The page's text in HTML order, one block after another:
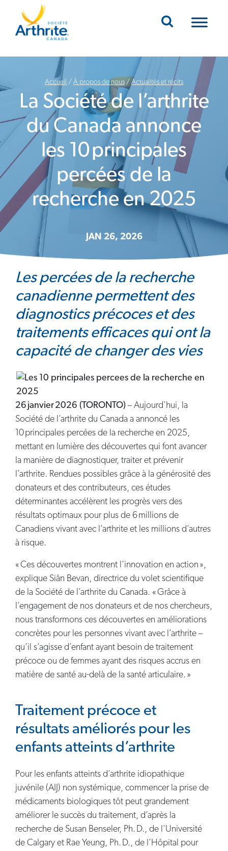
Mobile Navigation
Accueil / À propos de nous /Actualités et récits
La Société de l’arthrite
du Canada annonce
les 10 principales
percées de la
recherche en 2025
JAN 26, 2026
Les percées de la recherche
canadienne permettent des
diagnostics précoces et des
traitements efficaces qui ont la
capacité de changer des vies
26 janvier 2026 (TORONTO) – Aujourd’hui, la
Société de l’arthrite du Canada a annoncé les
10 principales percées de la recherche en 2025,
mettant en lumière des découvertes qui font avancer
la manière de diagnostiquer, traiter et prévenir
l’arthrite. Rendues possibles grâce à la générosité des
donateurs et des contributeurs, ces études
déterminantes accélèrent les progrès vers des
résultats optimaux pour plus de 6 millions de
Canadiens vivant avec l’arthrite et les millions d’autres
à risque.
« Ces découvertes montrent l’innovation en action »,
explique Siân Bevan, directrice du volet scientifique
de la Société de l’arthrite du Canada. « Grâce à
l’engagement de nos donateurs et de nos chercheurs,
nous transformons ces découvertes en améliorations
concrètes pour les personnes vivant avec l’arthrite –
qu’il s’agisse d’enfant ayant besoin de traitement
précoce ou de femmes ayant des risques accrus en
matière de santé au-delà de la santé articulaire. »
Traitement précoce et
résultats améliorés pour les
enfants atteints d’arthrite
Pour les enfants atteints d’arthrite idiopathique
juvénile (AIJ) non systémique, commencer la prise de
médicaments biologiques tôt peut grandement
améliorer le succès du traitement, d’après la
recherche de Susan Benseler, Ph. D., de l’Université
de Calgary et Rae Yeung, Ph. D., de l’Hôpital pour